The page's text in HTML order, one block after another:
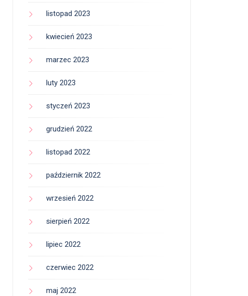
listopad 2023
kwiecień 2023
marzec 2023
luty 2023
styczeń 2023
grudzień 2022
listopad 2022
październik 2022
wrzesień 2022
sierpień 2022
lipiec 2022
czerwiec 2022
maj 2022